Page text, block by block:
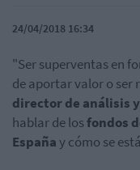
24/04/2018 16:34
"Ser superventas en
de aportar valor o ser
director de análisis
hablar de losfondos
Españay cómo se